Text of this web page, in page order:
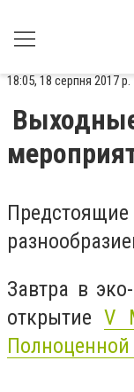
18:05, 18 серпня 2017 р.
Завтра в
открытиеV